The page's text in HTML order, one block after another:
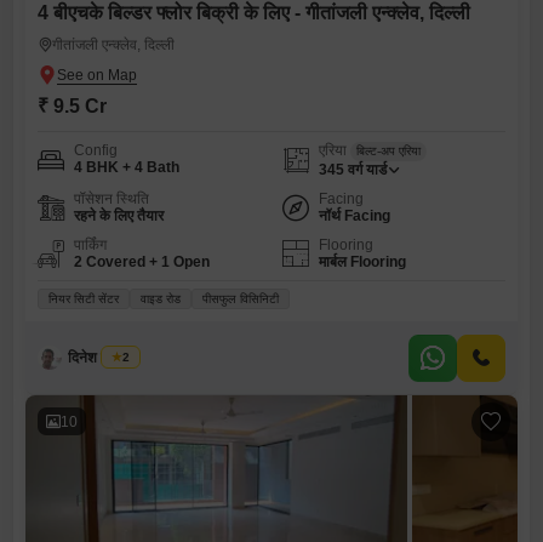
4 बीएचके बिल्डर फ्लोर बिक्री के लिए - गीतांजली एन्क्लेव, दिल्ली
गीतांजली एन्क्लेव, दिल्ली
₹ 9.5 Cr
Config
4 BHK + 4 Bath
एरिया बिल्ट-अप एरिया
345 वर्ग यार्ड
पॉसेशन स्थिति
रहने के लिए तैयार
Facing
नॉर्थ Facing
पार्किंग
2 Covered + 1 Open
Flooring
मार्बल Flooring
नियर सिटी सेंटर वाइड रोड पीसफुल विसिनिटी
दिनेश जगवानी
2
10